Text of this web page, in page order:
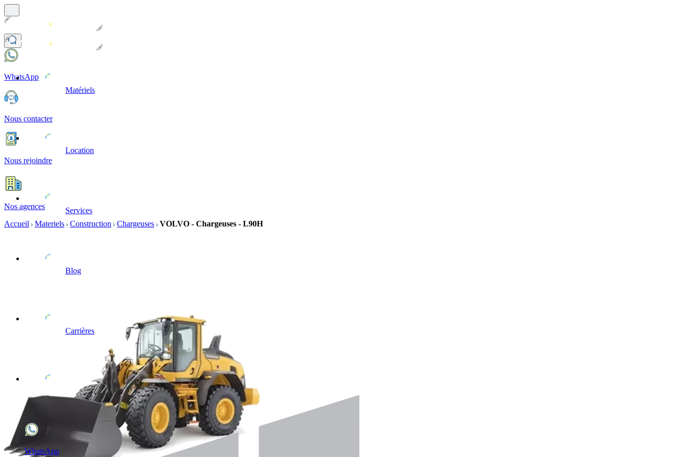
Matériels
Location
Services
Blog
Carrières
WhatsApp
WhatsApp
Nous contacter
Nous rejoindre
Nos agences
Accueil
Materiels Construction Chargeuses VOLVO - Chargeuses - L90H